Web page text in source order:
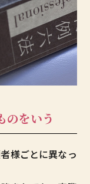
のをいう
様ごとに異なっ